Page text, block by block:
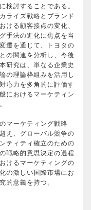
検討することである。
ライズ戦略とブランド
ける顧客接点の変化、
手法の進化に焦点を当
遷を通じて、トヨタの
の関連を分析し、今後
研究は、単なる企業史
の理論枠組みを活用し
応力を多角的に評価す
におけるマーケティン
マーケティング戦略
え、グローバル競争の
ティティ確立のための
戦略的意思決定の過程
けるマーケティングの
の激しい国際市場にお
的意義を持つ。